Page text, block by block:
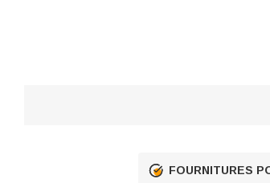
FOURNITURES